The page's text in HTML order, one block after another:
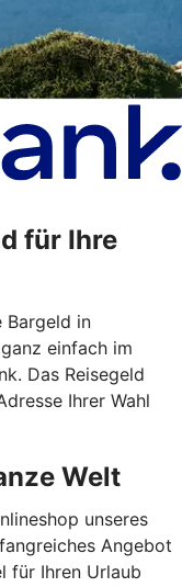
für Ihre
Bargeld in
einfach im
Das Reisegeld
Ihrer Wahl
Welt
unseres
Angebot
für Ihren Urlaub